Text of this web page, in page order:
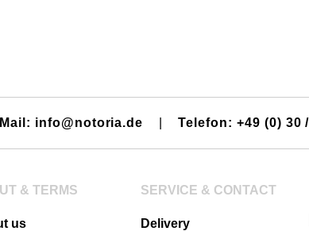
info@notoria.de Telefon: +49 (0) 30
& TERMS
us
SERVICE & CONTACT
Delivery